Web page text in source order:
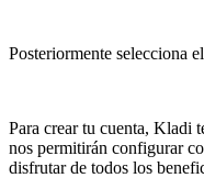
Posteriormente selecciona
Para crear tu cuenta, Kladi
nos permitirán configurar
disfrutar de todos los